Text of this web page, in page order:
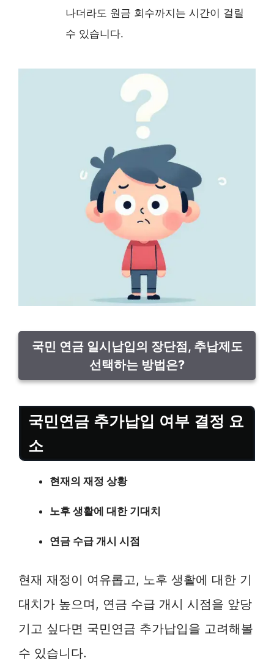
나더라도 원금 회수까지는 시간이 걸릴
수 있습니다.
국민 연금 일시납입의 장단점, 추납제도
선택하는 방법은?
국민연금 추가납입 여부 결정 요
소
현재의 재정 상황
노후 생활에 대한 기대치
연금 수급 개시 시점
현재 재정이 여유롭고, 노후 생활에 대한 기
대치가 높으며, 연금 수급 개시 시점을 앞당
기고 싶다면 국민연금 추가납입을 고려해볼
수 있습니다.